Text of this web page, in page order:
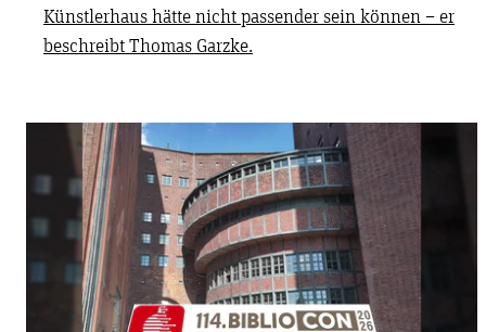
Künstlerhaus hätte nicht passender sein können – er
beschreibt Thomas Garzke.